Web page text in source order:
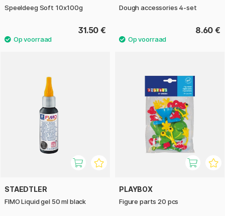
Speeldeeg Soft 10x100g
31.50 €
Dough accessories 4-set
8.60 €
STAEDTLER
FIMO Liquid gel 50 ml black
PLAYBOX
Figure parts 20 pcs